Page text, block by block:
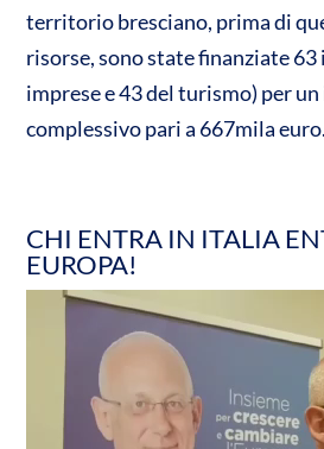
territorio bresciano, prima di
risorse, sono state finanziate 63
imprese e 43 del turismo) per
complessivo pari a 667mila euro.
CHI ENTRA IN ITALIA
EUROPA!